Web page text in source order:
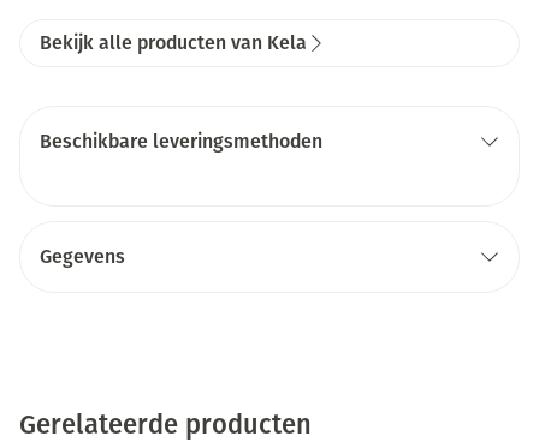
Bekijk alle producten van Kela
Beschikbare leveringsmethoden
Gegevens
Gerelateerde producten